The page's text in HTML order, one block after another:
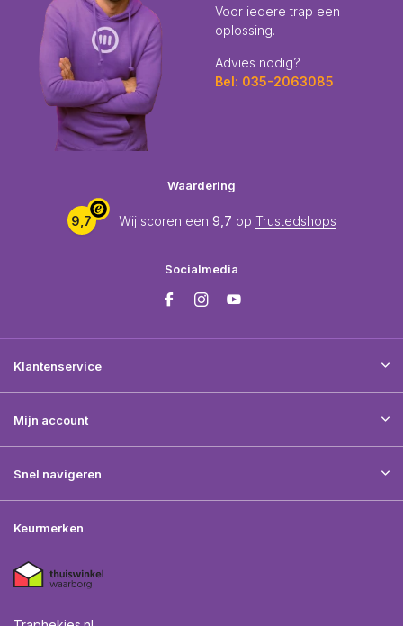
Voor iedere trap een
oplossing.
Advies nodig?
Bel: 035-2063085
Waardering
9,7 Wij scoren een 9,7 op Trustedshops
Socialmedia
Klantenservice
Mijn account
Snel navigeren
Keurmerken